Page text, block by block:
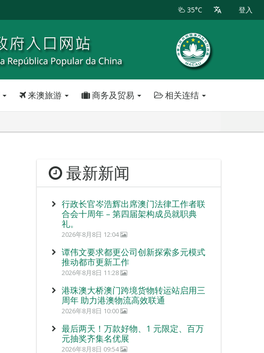
35°C 登入
来澳旅游 商务及贸易 相关连结
最新新闻
行政长官岑浩辉出席澳门法律工作者联
合会十周年 – 第四届架构成员就职典
礼。
2026年8月8日 12:04
谭伟文要求都更公司创新探索多元模式
推动都市更新工作
2026年8月8日 11:28
港珠澳大桥澳门跨境货物转运站启用三
周年 助力港澳物流高效联通
2026年8月8日 10:00
最后两天！万款好物、1 元限定、百万
元抽奖齐集名优展
2026年8月8日 09:54